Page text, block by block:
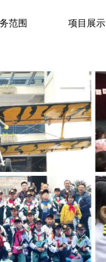
范围 项目展示